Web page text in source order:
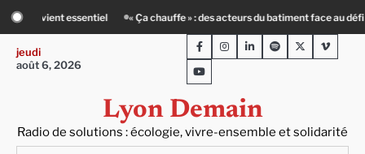
Skip
content
face au défi climatique Entourage : un petit-déj contre l’isolement Le
jeudi
août 6, 2026
Lyon Demain
Radio de solutions : écologie, vivre-ensemble et solidarité
FacebookInstagram
LinkedInSpotifyTwitterViméo
Youtube